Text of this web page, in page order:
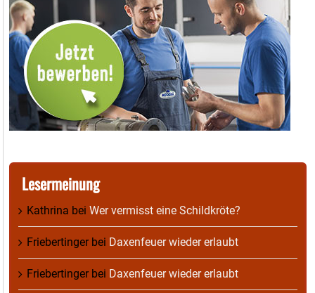
Lesermeinung
Kathrina bei Wer vermisst eine Schildkröte?
Friebertingerbei Daxenfeuer wieder erlaubt
Friebertingerbei Daxenfeuer wieder erlaubt